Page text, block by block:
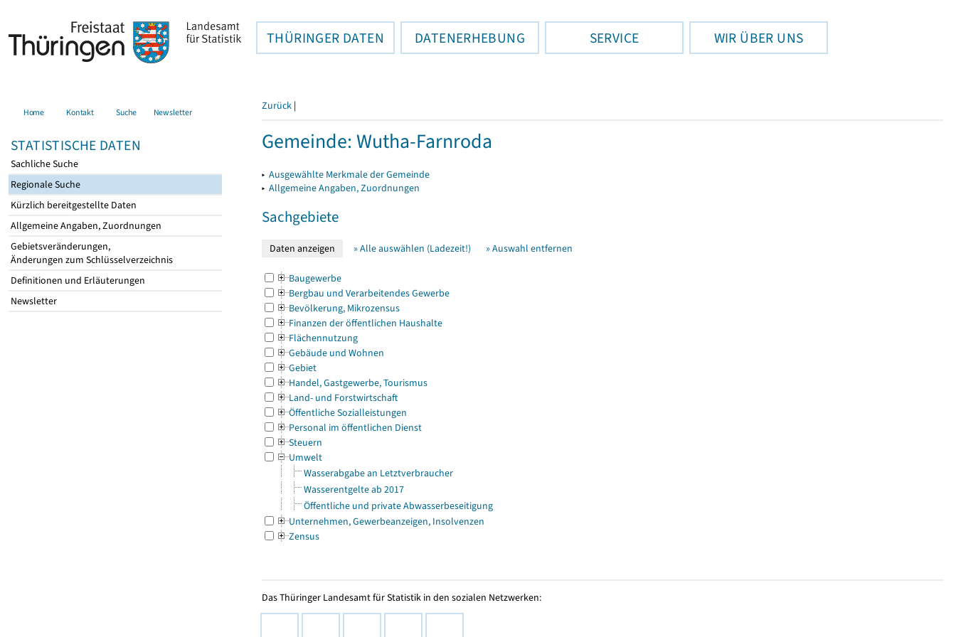
THÜRINGER DATEN DATENERHEBUNG SERVICE WIR ÜBER UNS
Home Kontakt Suche Newsletter
STATISTISCHE DATEN
Sachliche Suche
Regionale Suche
Kürzlich bereitgestellte Daten
Allgemeine Angaben, Zuordnungen
Gebietsveränderungen,
Änderungen zum Schlüsselverzeichnis
Definitionen und Erläuterungen
Newsletter
Zurück |
Gemeinde: Wutha-Farnroda
▸ Ausgewählte Merkmale der Gemeinde
▸ Allgemeine Angaben, Zuordnungen
Sachgebiete
» Alle auswählen (Ladezeit!) » Auswahl entfernen
Baugewerbe
Bergbau und Verarbeitendes Gewerbe
Bevölkerung, Mikrozensus
Finanzen der öffentlichen Haushalte
Flächennutzung
Gebäude und Wohnen
Gebiet
Handel, Gastgewerbe, Tourismus
Land- und Forstwirtschaft
Öffentliche Sozialleistungen
Personal im öffentlichen Dienst
Steuern
Umwelt
Wasserabgabe an Letztverbraucher
Wasserentgelte ab 2017
Öffentliche und private Abwasserbeseitigung
Unternehmen, Gewerbeanzeigen, Insolvenzen
Zensus
Das Thüringer Landesamt für Statistik in den sozialen Netzwerken: